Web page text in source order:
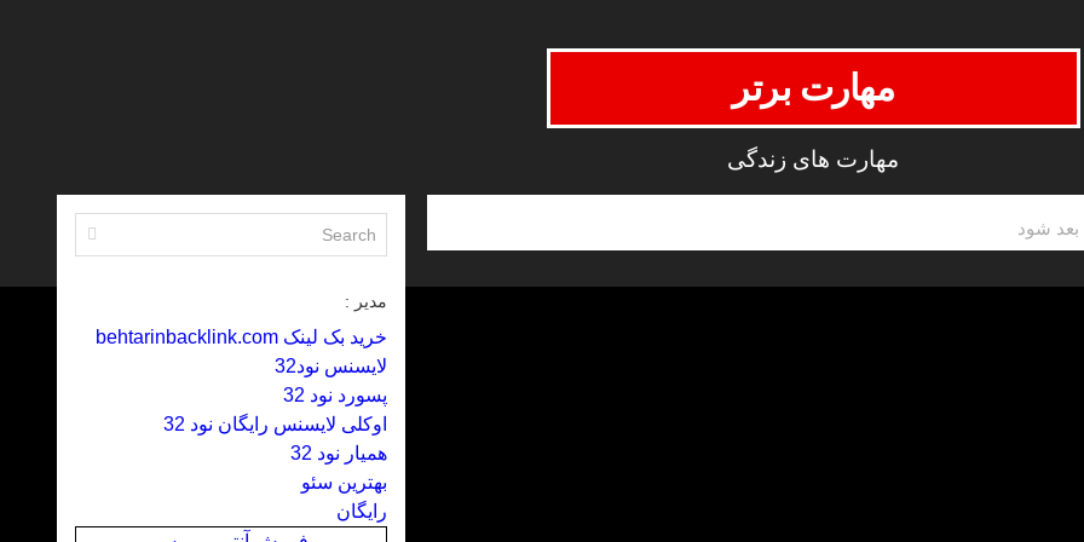
مهارت برتر
مهارت های زندگی
مدیر :
خرید بک لینک behtarinbacklink.com
لایسنس نود32
پسورد نود 32
اوکلی لایسنس رایگان نود 32
همیار نود 32
بهترین سئو
رایگان
بعد شود